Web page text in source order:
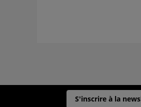
S'inscrire à la